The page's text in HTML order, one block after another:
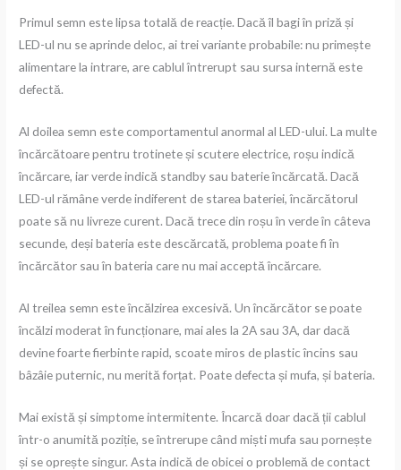
Primul semn este lipsa totală de reacție. Dacă îl bagi în priză și
LED-ul nu se aprinde deloc, ai trei variante probabile: nu primește
alimentare la intrare, are cablul întrerupt sau sursa internă este
defectă.
Al doilea semn este comportamentul anormal al LED-ului. La multe
încărcătoare pentru trotinete și scutere electrice, roșu indică
încărcare, iar verde indică standby sau baterie încărcată. Dacă
LED-ul rămâne verde indiferent de starea bateriei, încărcătorul
poate să nu livreze curent. Dacă trece din roșu în verde în câteva
secunde, deși bateria este descărcată, problema poate fi în
încărcător sau în bateria care nu mai acceptă încărcare.
Al treilea semn este încălzirea excesivă. Un încărcător se poate
încălzi moderat în funcționare, mai ales la 2A sau 3A, dar dacă
devine foarte fierbinte rapid, scoate miros de plastic încins sau
bâzâie puternic, nu merită forțat. Poate defecta și mufa, și bateria.
Mai există și simptome intermitente. Încarcă doar dacă ții cablul
într-o anumită poziție, se întrerupe când miști mufa sau pornește
și se oprește singur. Asta indică de obicei o problemă de contact